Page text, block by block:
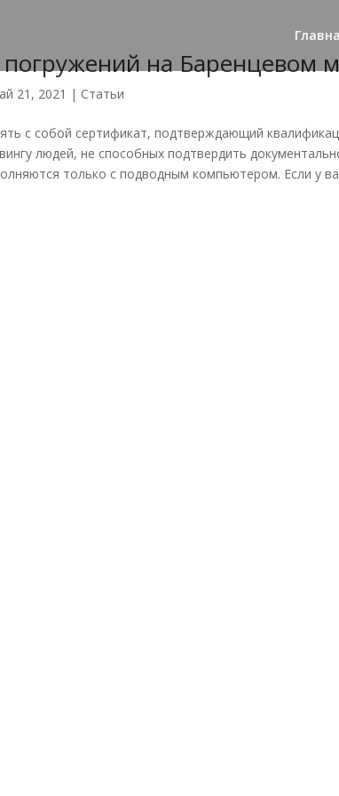
на Баренцевом
21, 2021 | Статьи
с собой сертификат, подтверждающий
людей, не способных подтвердить
только с подводным компьютером. Если у